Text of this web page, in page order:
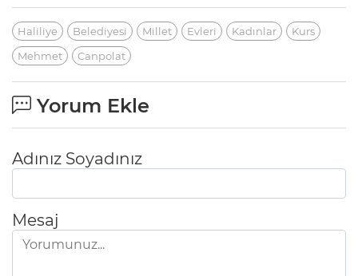
Haliliye Belediyesi Millet Evleri Kadınlar
Kurs
Mehmet
Canpolat
Yorum Ekle
Adınız Soyadınız
Mesaj